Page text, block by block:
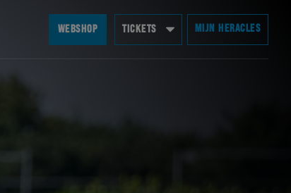
WEBSHOP TICKETS MIJN HERACLES